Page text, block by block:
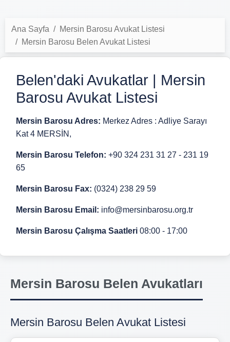
Ana Sayfa
Mersin Barosu Avukat Listesi
Mersin Barosu Belen Avukat Listesi
Belen'daki Avukatlar | Mersin
Barosu Avukat Listesi
Mersin Barosu Adres: Merkez Adres : Adliye Sarayı
Kat 4 MERSİN,
Mersin Barosu Telefon: +90 324 231 31 27 - 231 19
65
Mersin Barosu Fax: (0324) 238 29 59
Mersin Barosu Email: info@mersinbarosu.org.tr
Mersin Barosu Çalışma Saatleri 08:00 - 17:00
Mersin Barosu Belen Avukatları
Mersin Barosu Belen Avukat Listesi